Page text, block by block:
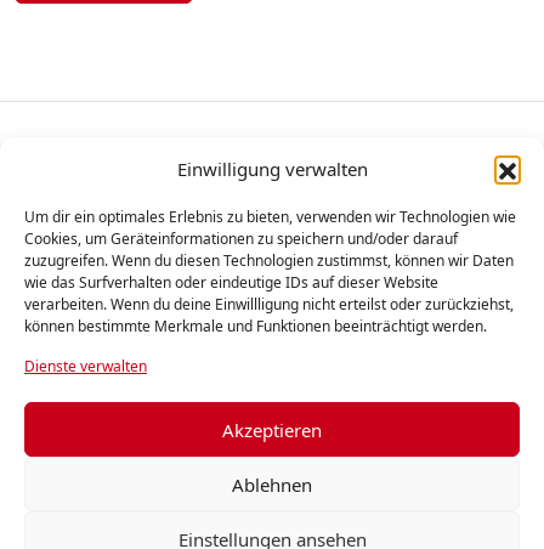
Einwilligung verwalten
Um dir ein optimales Erlebnis zu bieten, verwenden wir Technologien wie
Cookies, um Geräteinformationen zu speichern und/oder darauf
zuzugreifen. Wenn du diesen Technologien zustimmst, können wir Daten
wie das Surfverhalten oder eindeutige IDs auf dieser Website
verarbeiten. Wenn du deine Einwillligung nicht erteilst oder zurückziehst,
können bestimmte Merkmale und Funktionen beeinträchtigt werden.
Dienste verwalten
Akzeptieren
Ablehnen
Einstellungen ansehen
Copyright © 2026Tatze & Pfötchen - Hundesalon
| Alle Rechte vorbehalten.
responsivewebdesignbyintermedia
Standort Obererbach
Anfahrt
Datenschutzerklärung
Cookie Richtlinie